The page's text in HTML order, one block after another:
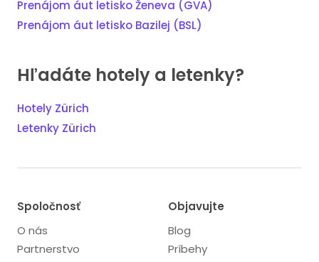
Prenájom áut letisko Ženeva (GVA)
Prenájom áut letisko Bazilej (BSL)
Hľadáte hotely a letenky?
Hotely Zürich
Letenky Zürich
Spoločnosť
O nás
Partnerstvo
Objavujte
Blog
Príbehy